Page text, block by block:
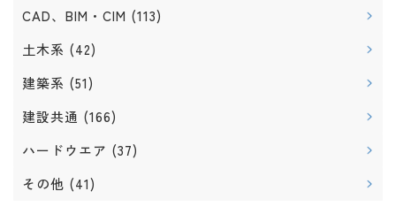
CAD、BIM・CIM (113)
土木系 (42)
建築系 (51)
建設共通 (166)
ハードウエア (37)
その他 (41)